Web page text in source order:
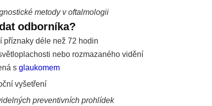
metody v oftalmologii
odborníka?
příznaky déle než 72 hodin
nebo rozmazaného vidění
s glaukomem
preventivních prohlídek